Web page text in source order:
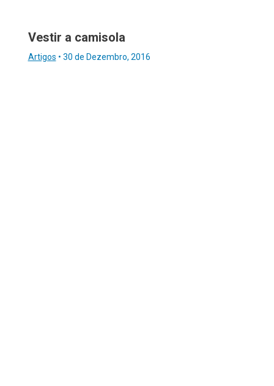
Vestir a camisola
Artigos • 30 de Dezembro, 2016